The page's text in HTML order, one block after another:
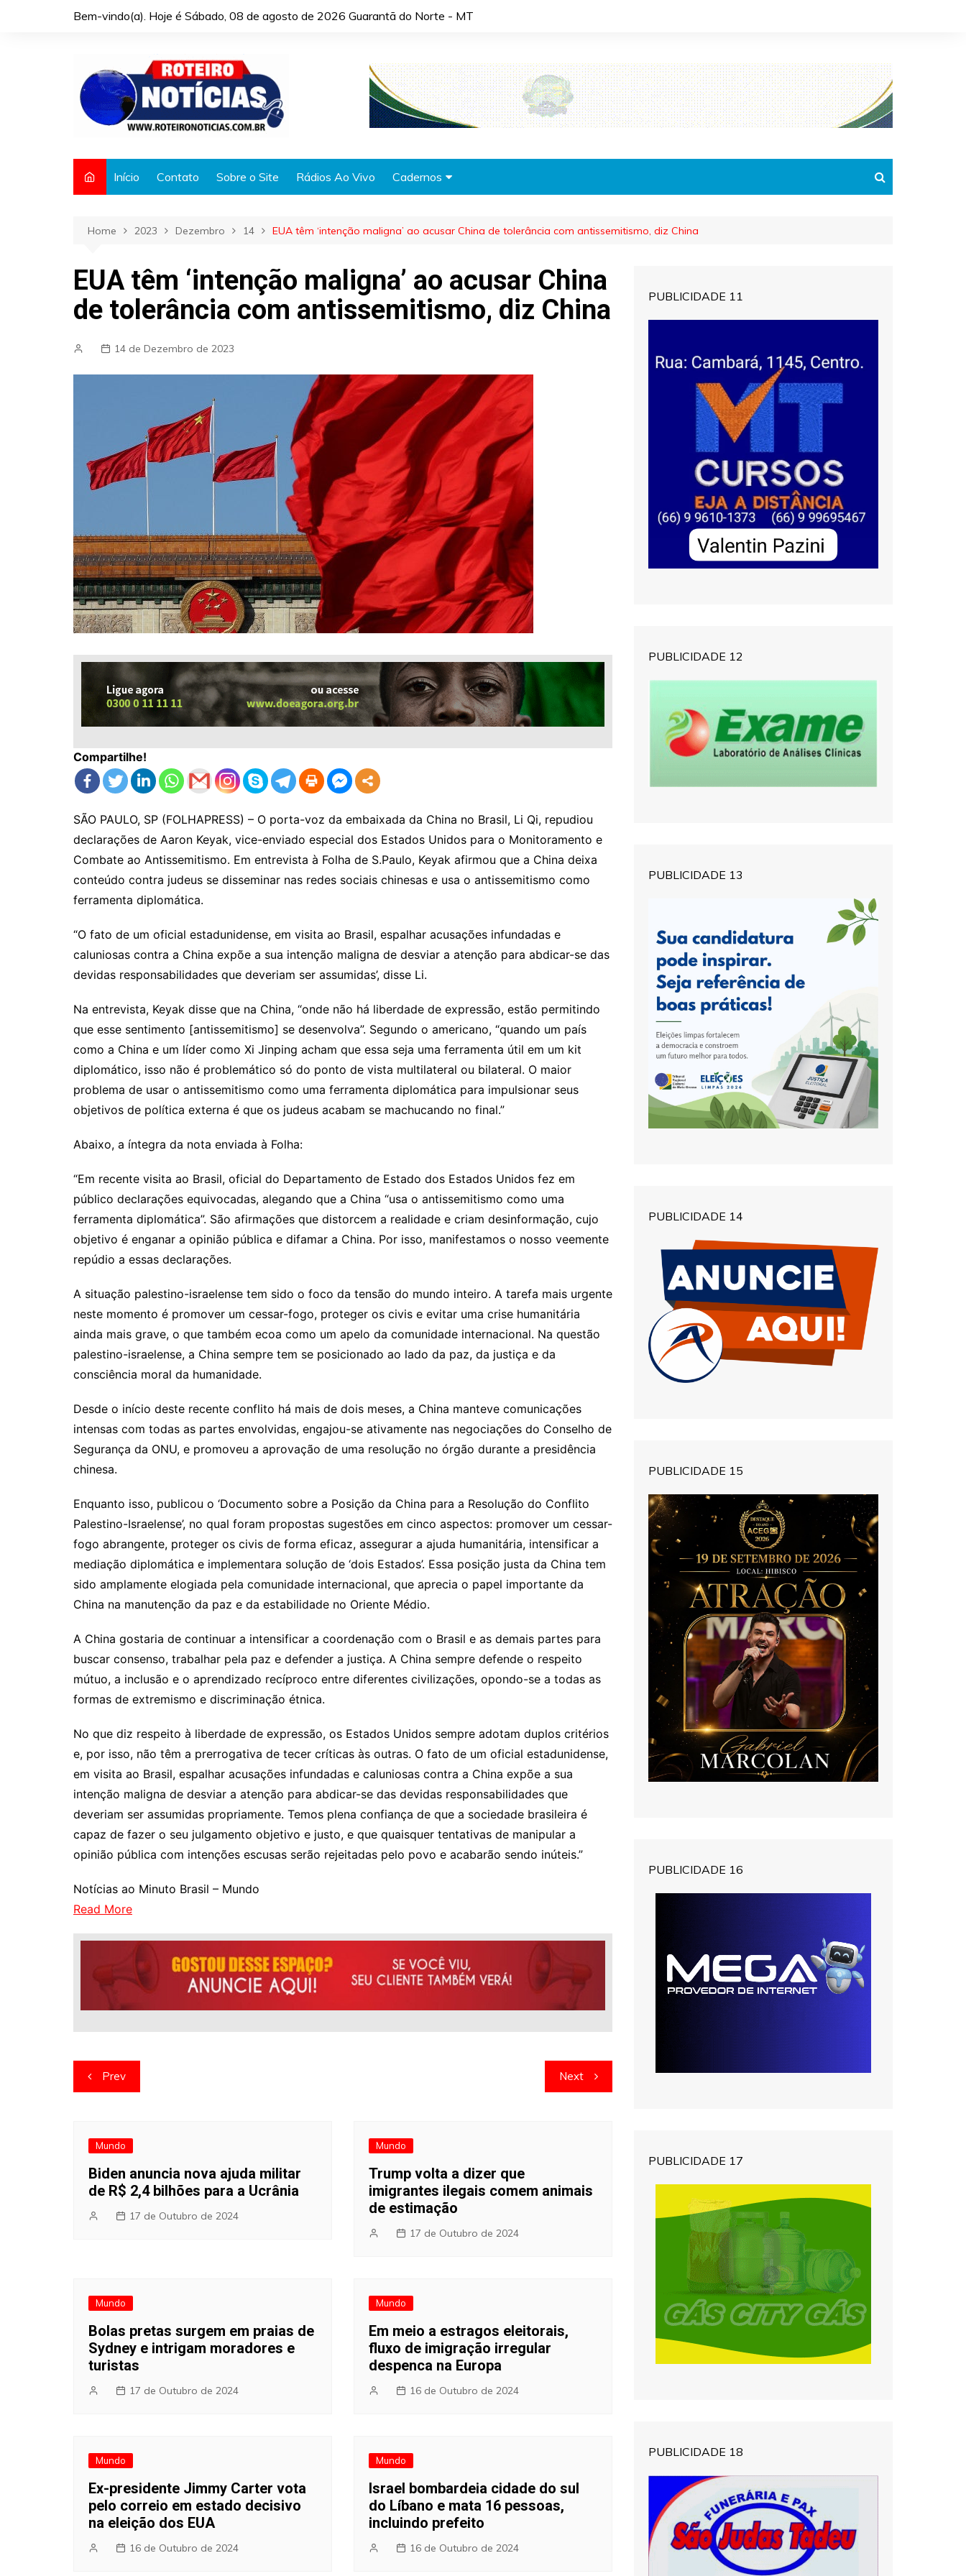
Bem-vindo(a). Hoje é Sábado, 08 de agosto de 2026 Guarantã do Norte - MT
Início Contato Sobre o Site Rádios Ao Vivo Cadernos
Automóveis
Cidades
Cultura
Fama e TV
Justiça
Mundo
Política
Saúde
Home 2023 Dezembro 14 EUA têm ‘intenção maligna’ ao acusar China de tolerância com antissemitismo, diz China
EUA têm ‘intenção maligna’ ao acusar China
de tolerância com antissemitismo, diz China
14 de Dezembro de 2023
Compartilhe!
SÃO PAULO, SP (FOLHAPRESS) – O porta-voz da embaixada da China no Brasil, Li Qi, repudiou
declarações de Aaron Keyak, vice-enviado especial dos Estados Unidos para o Monitoramento e
Combate ao Antissemitismo. Em entrevista à Folha de S.Paulo, Keyak afirmou que a China deixa
conteúdo contra judeus se disseminar nas redes sociais chinesas e usa o antissemitismo como
ferramenta diplomática.
“O fato de um oficial estadunidense, em visita ao Brasil, espalhar acusações infundadas e
caluniosas contra a China expõe a sua intenção maligna de desviar a atenção para abdicar-se das
devidas responsabilidades que deveriam ser assumidas’, disse Li.
Na entrevista, Keyak disse que na China, “onde não há liberdade de expressão, estão permitindo
que esse sentimento [antissemitismo] se desenvolva”. Segundo o americano, “quando um país
como a China e um líder como Xi Jinping acham que essa seja uma ferramenta útil em um kit
diplomático, isso não é problemático só do ponto de vista multilateral ou bilateral. O maior
problema de usar o antissemitismo como uma ferramenta diplomática para impulsionar seus
objetivos de política externa é que os judeus acabam se machucando no final.”
Abaixo, a íntegra da nota enviada à Folha:
“Em recente visita ao Brasil, oficial do Departamento de Estado dos Estados Unidos fez em
público declarações equivocadas, alegando que a China “usa o antissemitismo como uma
ferramenta diplomática”. São afirmações que distorcem a realidade e criam desinformação, cujo
objetivo é enganar a opinião pública e difamar a China. Por isso, manifestamos o nosso veemente
repúdio a essas declarações.
A situação palestino-israelense tem sido o foco da tensão do mundo inteiro. A tarefa mais urgente
neste momento é promover um cessar-fogo, proteger os civis e evitar uma crise humanitária
ainda mais grave, o que também ecoa como um apelo da comunidade internacional. Na questão
palestino-israelense, a China sempre tem se posicionado ao lado da paz, da justiça e da
consciência moral da humanidade.
Desde o início deste recente conflito há mais de dois meses, a China manteve comunicações
intensas com todas as partes envolvidas, engajou-se ativamente nas negociações do Conselho de
Segurança da ONU, e promoveu a aprovação de uma resolução no órgão durante a presidência
chinesa.
Enquanto isso, publicou o ‘Documento sobre a Posição da China para a Resolução do Conflito
Palestino-Israelense’, no qual foram propostas sugestões em cinco aspectos: promover um cessar-
fogo abrangente, proteger os civis de forma eficaz, assegurar a ajuda humanitária, intensificar a
mediação diplomática e implementara solução de ‘dois Estados’. Essa posição justa da China tem
sido amplamente elogiada pela comunidade internacional, que aprecia o papel importante da
China na manutenção da paz e da estabilidade no Oriente Médio.
A China gostaria de continuar a intensificar a coordenação com o Brasil e as demais partes para
buscar consenso, trabalhar pela paz e defender a justiça. A China sempre defende o respeito
mútuo, a inclusão e o aprendizado recíproco entre diferentes civilizações, opondo-se a todas as
formas de extremismo e discriminação étnica.
No que diz respeito à liberdade de expressão, os Estados Unidos sempre adotam duplos critérios
e, por isso, não têm a prerrogativa de tecer críticas às outras. O fato de um oficial estadunidense,
em visita ao Brasil, espalhar acusações infundadas e caluniosas contra a China expõe a sua
intenção maligna de desviar a atenção para abdicar-se das devidas responsabilidades que
deveriam ser assumidas propriamente. Temos plena confiança de que a sociedade brasileira é
capaz de fazer o seu julgamento objetivo e justo, e que quaisquer tentativas de manipular a
opinião pública com intenções escusas serão rejeitadas pelo povo e acabarão sendo inúteis.”
Notícias ao Minuto Brasil – Mundo
Read More
Navegação
de
Prev Next
Mundo
Biden anuncia nova ajuda militar
de R$ 2,4 bilhões para a Ucrânia
17 de Outubro de 2024
Mundo
Trump volta a dizer que
imigrantes ilegais comem animais
de estimação
17 de Outubro de 2024
Mundo
Bolas pretas surgem em praias de
Sydney e intrigam moradores e
turistas
17 de Outubro de 2024
Mundo
Em meio a estragos eleitorais,
fluxo de imigração irregular
despenca na Europa
16 de Outubro de 2024
Mundo
Ex-presidente Jimmy Carter vota
pelo correio em estado decisivo
na eleição dos EUA
16 de Outubro de 2024
Mundo
Israel bombardeia cidade do sul
do Líbano e mata 16 pessoas,
incluindo prefeito
16 de Outubro de 2024
PUBLICIDADE 11
PUBLICIDADE 12
PUBLICIDADE 13
PUBLICIDADE 14
PUBLICIDADE 15
PUBLICIDADE 16
PUBLICIDADE 17
PUBLICIDADE 18